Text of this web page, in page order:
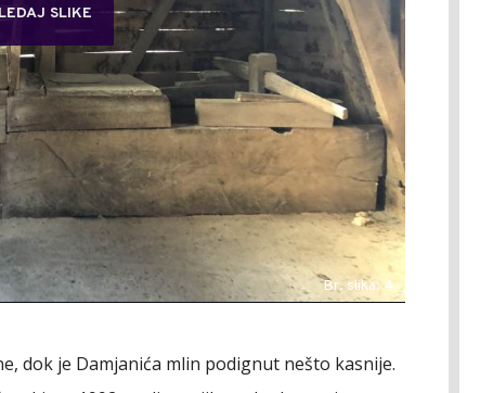
SLIKE
Br. slika: 4
dok je Damjanića mlin podignut nešto kasnije.